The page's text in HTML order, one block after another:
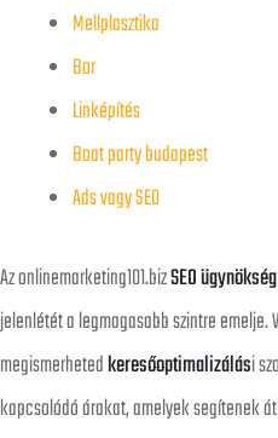
Mellplasztika
Bor
Linképítés
Boat party budapest
Ads vagy SEO
Az onlinemarketing101.bizSEO ügynökség
jelenlétét a legmagasabb szintre emelje.
megismerhetedkeresőoptimalizálási
kapcsolódó árakat, amelyek segítenek